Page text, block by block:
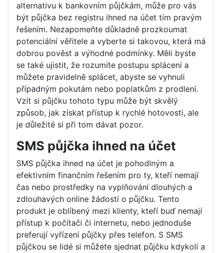
alternativu k bankovním půjčkám, může pro vás
být půjčka bez registru ihned na účet tím pravým
řešením. Nezapomeňte důkladně prozkoumat
potenciální věřitele a vyberte si takovou, která má
dobrou pověst a výhodné podmínky. Měli byste
se také ujistit, že rozumíte postupu splácení a
můžete pravidelně splácet, abyste se vyhnuli
případným pokutám nebo poplatkům z prodlení.
Vzít si půjčku tohoto typu může být skvělý
způsob, jak získat přístup k rychlé hotovosti, ale
je důležité si při tom dávat pozor.
SMS půjčka ihned na účet
SMS půjčka ihned na účet je pohodlným a
efektivním finančním řešením pro ty, kteří nemají
čas nebo prostředky na vyplňování dlouhých a
zdlouhavých online žádostí o půjčku. Tento
produkt je oblíbený mezi klienty, kteří buď nemají
přístup k počítači či internetu, nebo jednoduše
preferují vyřízení půjčky přes telefon. S SMS
půjčkou se lidé si můžete sjednat půjčku kdykoli a